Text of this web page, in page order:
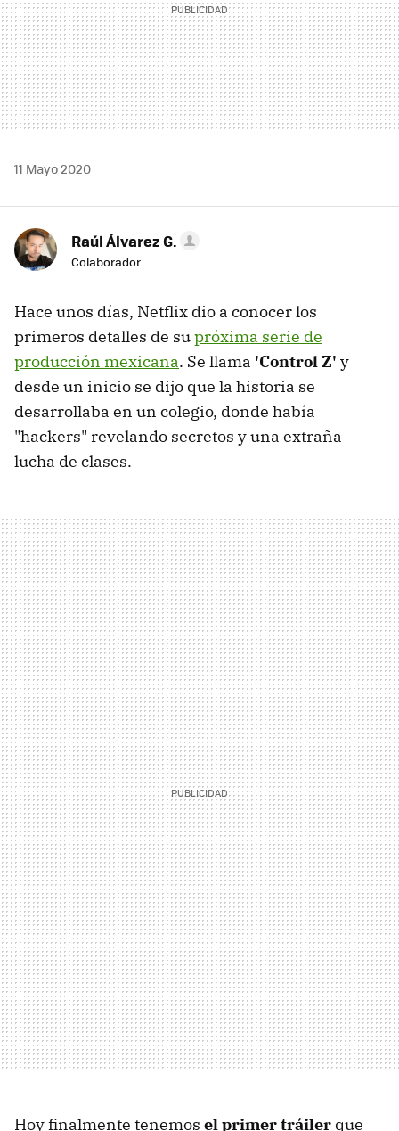
11 Mayo 2020
Raúl Álvarez G.
Colaborador
Hace unos días, Netflix dio a conocer los
primeros detalles de supróxima serie de
producción mexicana. Se llama 'Control Z' y
desde un inicio se dijo que la historia se
desarrollaba en un colegio, donde había
"hackers" revelando secretos y una extraña
lucha de clases.
Hoy finalmente tenemos el primer tráiler que